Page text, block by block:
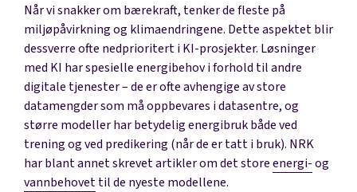
Når vi snakker om bærekraft, tenker de fleste på
miljøpåvirkning og klimaendringene. Dette aspektet blir
dessverre ofte nedprioritert i KI-prosjekter. Løsninger
med KI har spesielle energibehov i forhold til andre
digitale tjenester – de er ofte avhengige av store
datamengder som må oppbevares i datasentre, og
større modeller har betydelig energibruk både ved
trening og ved predikering (når de er tatt i bruk). NRK
har blant annet skrevet artikler om det storeenergi-og
vannbehovettil de nyeste modellene.